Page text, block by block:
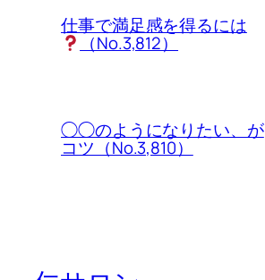
仕事で満足感を得るには
（No.3,812）
◯◯のようになりたい、が
コツ（No.3,810）